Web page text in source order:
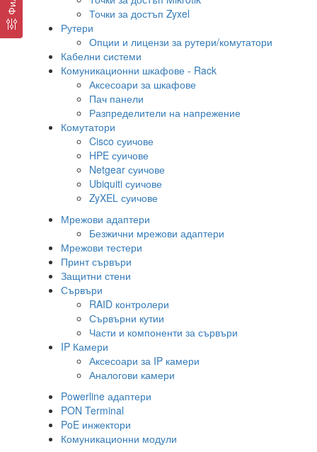
Точки за достъп Zyxel
Рутери
Опции и лицензи за рутери/комутатори
Кабелни системи
Комуникационни шкафове - Rack
Аксесоари за шкафове
Пач панели
Разпределители на напрежение
Комутатори
Cisco суичове
HPE суичове
Netgear суичове
Ubiquiti суичове
ZyXEL суичове
Мрежови адаптери
Безжични мрежови адаптери
Мрежови тестери
Принт сървъри
Защитни стени
Сървъри
RAID контролери
Сървърни кутии
Части и компоненти за сървъри
IP Камери
Аксесоари за IP камери
Аналогови камери
Powerline адаптери
PON Terminal
PoE инжектори
Комуникационни модули